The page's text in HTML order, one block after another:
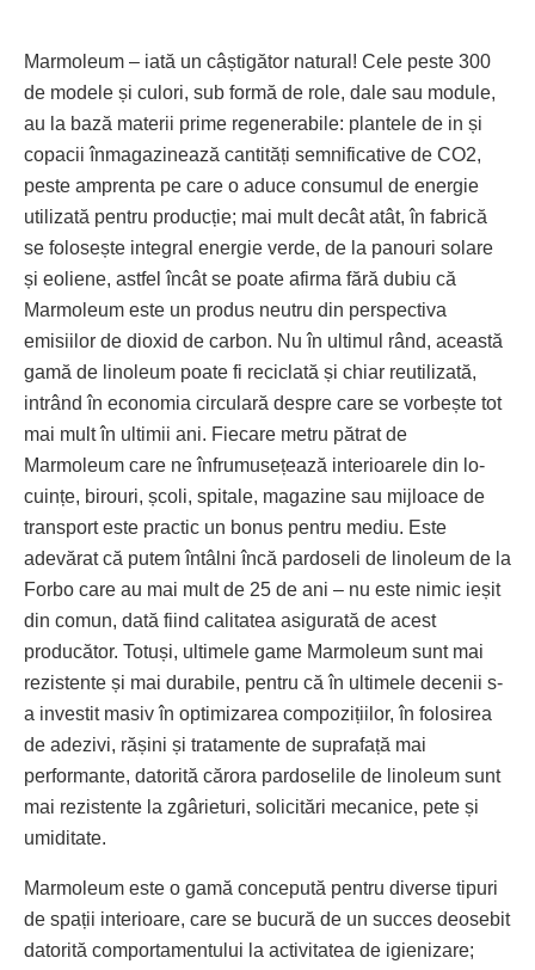
Marmoleum – iată un câștigător natural! Cele peste 300
de modele și culori, sub formă de role, dale sau module,
au la bază materii prime regenerabile: plantele de in și
copacii înmagazinează cantități semnificative de CO2,
peste amprenta pe care o aduce consumul de energie
utilizată pentru producție; mai mult decât atât, în fabrică
se folosește integral energie verde, de la panouri solare
și eoliene, astfel încât se poate afirma fără dubiu că
Marmoleum este un produs neutru din perspectiva
emisiilor de dioxid de carbon. Nu în ultimul rând, această
gamă de linoleum poate fi reciclată și chiar reutilizată,
intrând în economia circulară despre care se vorbește tot
mai mult în ultimii ani. Fiecare metru pătrat de
Marmoleum care ne înfru­musețează interioarele din lo­
cuin­țe, birouri, școli, spitale, magazine sau mijloace de
transport este practic un bonus pentru mediu. Este
adevărat că putem întâlni încă pardoseli de linoleum de la
Forbo care au mai mult de 25 de ani – nu este nimic ieșit
din comun, dată fiind calitatea asigurată de acest
producător. Totuși, ultimele game Marmoleum sunt mai
rezistente și mai durabile, pentru că în ultimele decenii s-
a investit masiv în optimizarea compozițiilor, în folosirea
de adezivi, rășini și tratamente de suprafață mai
performante, datorită cărora pardoselile de linoleum sunt
mai rezistente la zgârieturi, solicitări mecanice, pete și
umiditate.
Mar­moleum este o gamă conce­pută pentru diverse tipuri
de spații interioare, care se bucură de un succes deosebit
datorită comportamentului la activitatea de igienizare;